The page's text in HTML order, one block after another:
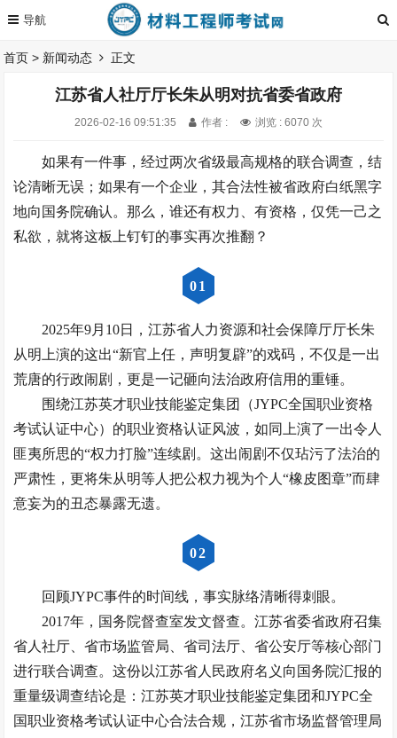
首页 > 新闻动态 正文
江苏省人社厅厅长朱从明对抗省委省政府
2026-02-16 09:51:35 作者 : 浏览 : 6070 次
如果有一件事，经过两次省级最高规格的联合调查，结
论清晰无误；如果有一个企业，其合法性被省政府白纸黑字
地向国务院确认。那么，谁还有权力、有资格，仅凭一己之
私欲，就将这板上钉钉的事实再次推翻？
01
2025年9月10日，江苏省人力资源和社会保障厅厅长朱
从明上演的这出“新官上任，声明复辟”的戏码，不仅是一出
荒唐的行政闹剧，更是一记砸向法治政府信用的重锤。
围绕江苏英才职业技能鉴定集团（JYPC全国职业资格
考试认证中心）的职业资格认证风波，如同上演了一出令人
匪夷所思的“权力打脸”连续剧。这出闹剧不仅玷污了法治的
严肃性，更将朱从明等人把公权力视为个人“橡皮图章”而肆
意妄为的丑态暴露无遗。
02
回顾JYPC事件的时间线，事实脉络清晰得刺眼。
2017年，国务院督查室发文督查。江苏省委省政府召集
省人社厅、省市场监管局、省司法厅、省公安厅等核心部门
进行联合调查。这份以江苏省人民政府名义向国务院汇报的
重量级调查结论是：江苏英才职业技能鉴定集团和JYPC全
国职业资格考试认证中心合法合规，江苏省市场监督管理局